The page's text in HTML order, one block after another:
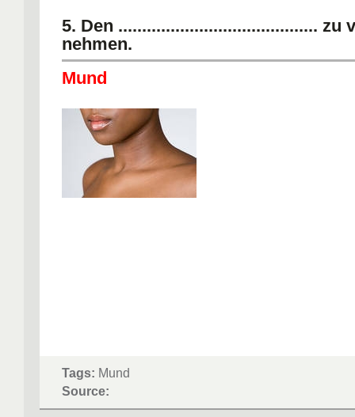
5. Den .......................................... zu
nehmen.
Mund
Tags: Mund
Source: